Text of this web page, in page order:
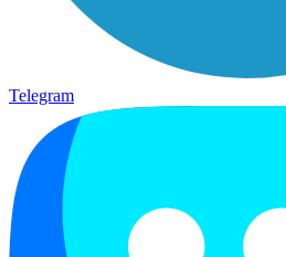
Telegram